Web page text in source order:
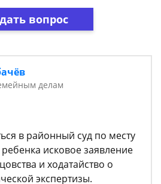
вопрос
делам
в районный суд по месту
исковое заявление
и ходатайство о
экспертизы.